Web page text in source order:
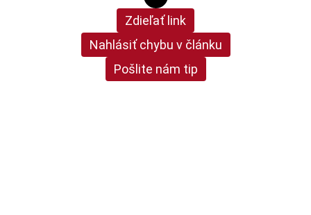
Zdieľať link
Nahlásiť chybu v článku
Pošlite nám tip